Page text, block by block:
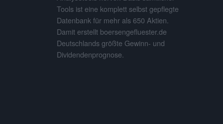
Tools ist eine komplett selbst gepflegte
Datenbank für mehr als 650 Aktien.
Damit erstellt boersengefluester.de
Deutschlands größte Gewinn- und
Dividendenprognose.